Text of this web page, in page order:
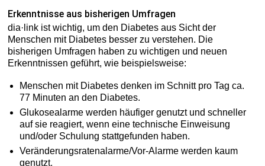
Erkenntnisse aus bisherigen Umfragen
dia·link ist wichtig, um den Diabetes aus Sicht der
Menschen mit Diabetes besser zu verstehen. Die
bisherigen Umfragen haben zu wichtigen und neuen
Erkenntnissen geführt, wie beispielsweise:
Menschen mit Diabetes denken im Schnitt pro Tag ca.
77 Minuten an den Diabetes.
Glukosealarme werden häufiger genutzt und schneller
auf sie reagiert, wenn eine technische Einweisung
und/oder Schulung stattgefunden haben.
Veränderungsratenalarme/Vor-Alarme werden kaum
genutzt.